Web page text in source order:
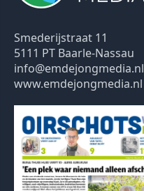
Smederijstraat 11
5111 PT Baarle-Nassau
info@emdejongmedia.nl
www.emdejongmedia.nl